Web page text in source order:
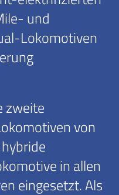
und
Lokomotiven
zweite
von
in allen
eingesetzt. Als